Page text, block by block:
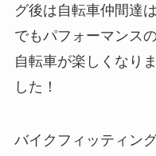
グ後は自転車仲間達
でもパフォーマンス
自転車が楽しくなり
した！
バイクフィッティン